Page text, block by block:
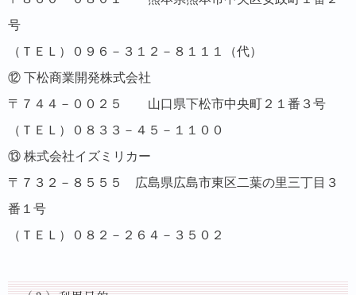
号
（ＴＥＬ）０９６－３１２－８１１１（代）
⑫ 下松商業開発株式会社
〒７４４－００２５ 山口県下松市中央町２１番３号
（ＴＥＬ）０８３３－４５－１１００
⑬ 株式会社イズミリカー
〒７３２－８５５５ 広島県広島市東区二葉の里三丁目３
番１号
（ＴＥＬ）０８２－２６４－３５０２